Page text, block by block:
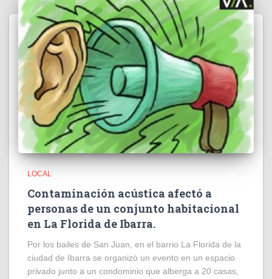
LOCAL
Contaminación acústica afectó a
personas de un conjunto habitacional
en La Florida de Ibarra.
Por los bailes de San Juan, en el barrio La Florida de la
ciudad de Ibarra se organizó un evento en un espacio
privado junto a un condominio que alberga a 20 casas,